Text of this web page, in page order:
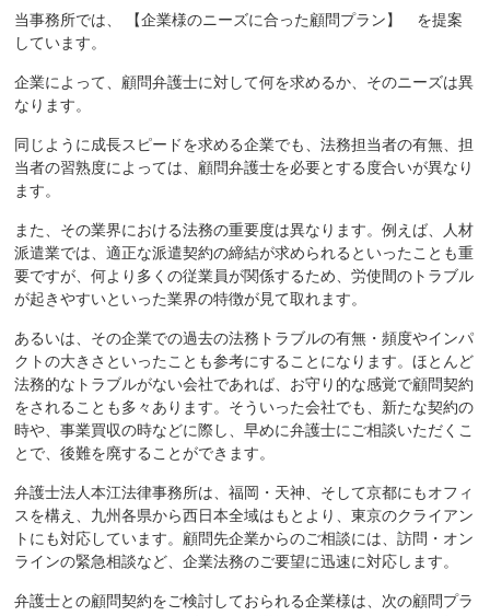
当事務所では、 【企業様のニーズに合った顧問プラン】 を提案
しています。
企業によって、顧問弁護士に対して何を求めるか、そのニーズは異
なります。
同じように成長スピードを求める企業でも、法務担当者の有無、担
当者の習熟度によっては、顧問弁護士を必要とする度合いが異なり
ます。
また、その業界における法務の重要度は異なります。例えば、人材
派遣業では、適正な派遣契約の締結が求められるといったことも重
要ですが、何より多くの従業員が関係するため、労使間のトラブル
が起きやすいといった業界の特徴が見て取れます。
あるいは、その企業での過去の法務トラブルの有無・頻度やインパ
クトの大きさといったことも参考にすることになります。ほとんど
法務的なトラブルがない会社であれば、お守り的な感覚で顧問契約
をされることも多々あります。そういった会社でも、新たな契約の
時や、事業買収の時などに際し、早めに弁護士にご相談いただくこ
とで、後難を廃することができます。
弁護士法人本江法律事務所は、福岡・天神、そして京都にもオフィ
スを構え、九州各県から西日本全域はもとより、東京のクライアン
トにも対応しています。顧問先企業からのご相談には、訪問・オン
ラインの緊急相談など、企業法務のご要望に迅速に対応します。
弁護士との顧問契約をご検討しておられる企業様は、次の顧問プラ